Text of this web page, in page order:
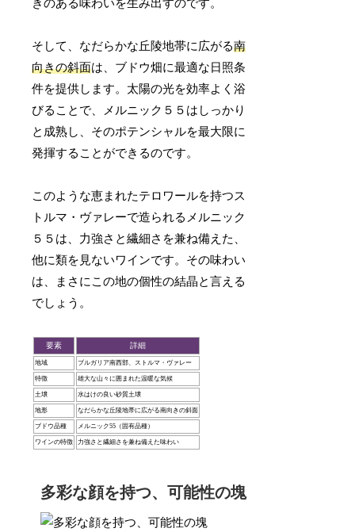
きのある味わいを生み出すのです。
そして、なだらかな丘陵地帯に広がる南
向きの斜面は、ブドウ畑に最適な日照条
件を提供します。太陽の光を効率よく浴
びることで、メルニック５５はしっかり
と成熟し、そのポテンシャルを最大限に
発揮することができるのです。
このような恵まれたテロワールを持つス
トルマ・ヴァレーで造られるメルニック
５５は、力強さと繊細さを兼ね備えた、
他に類を見ないワインです。その味わい
は、まさにこの地の個性の結晶と言える
でしょう。
要素 詳細
地域 ブルガリア南西部、ストルマ・ヴァレー
特徴 雄大な山々に囲まれた温暖な気候
土壌 水はけの良い砂質土壌
地形 なだらかな丘陵地帯に広がる南向きの斜面
ブドウ品種 メルニック55（固有品種）
ワインの特徴 力強さと繊細さを兼ね備えた味わい
多彩な顔を持つ、可能性の塊